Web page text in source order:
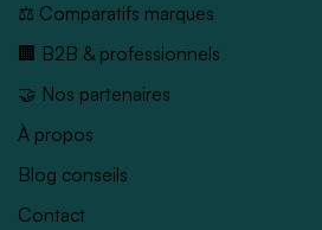
⚖️ Comparatifs marques
🏢 B2B & professionnels
🤝 Nos partenaires
À propos
Blog conseils
Contact